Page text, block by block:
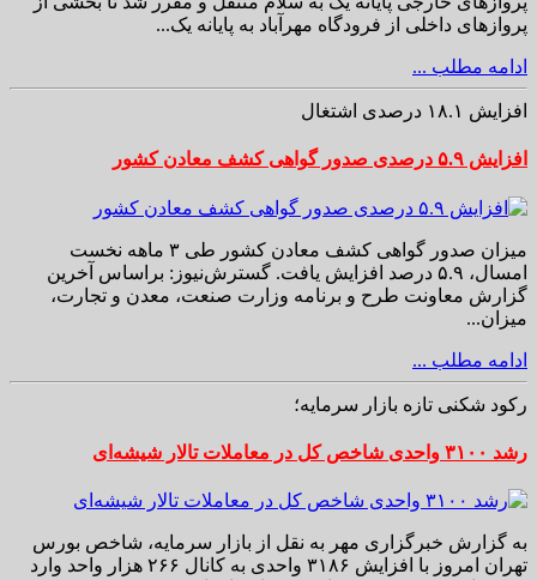
پروازهای داخلی از فرودگاه مهرآباد به پایانه یک...
ادامه مطلب ...
افزایش ۱۸.۱ درصدی اشتغال
افزایش ۵.۹ درصدی صدور گواهی کشف معادن کشور
میزان صدور گواهی کشف معادن کشور طی ۳ ماهه نخست
امسال، ۵.۹ درصد افزایش یافت. گسترش‌نیوز: براساس آخرین
گزارش معاونت طرح و برنامه وزارت صنعت، معدن و تجارت،
میزان...
ادامه مطلب ...
رکود شکنی تازه بازار سرمایه؛
رشد ۳۱۰۰ واحدی شاخص کل در معاملات تالار شیشه‌ای
به گزارش خبرگزاری مهر به نقل از بازار سرمایه، شاخص بورس
تهران امروز با افزایش ۳۱۸۶ واحدی به کانال ۲۶۶ هزار واحد وارد